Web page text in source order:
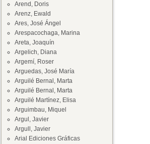
Arend, Doris
Arenz, Ewald
Ares, José Ángel
Arespacochaga, Marina
Areta, Joaquín
Argelich, Diana
Argemí, Roser
Arguedas, José María
Arguilé Bernal, Marta
Arguilé Bernal, Marta
Arguilé Martínez, Elisa
Arguimbau, Miquel
Argul, Javier
Argull, Javier
Arial Ediciones Gráficas